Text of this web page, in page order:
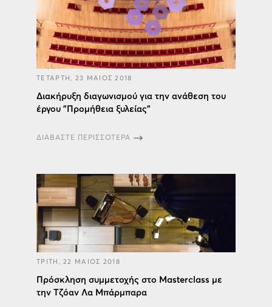
ΤΕΤΑΡΤΗ, 23 ΜΑΙΟΣ 2018
Διακήρυξη διαγωνισμού για την ανάθεση του
έργου "Προμήθεια ξυλείας"
ΔΙΑΒΑΣΤΕ ΠΕΡΙΣΣΟΤΕΡΑ
ΤΡΙΤΗ, 22 ΜΑΙΟΣ 2018
Πρόσκληση συμμετοχής στο Μasterclass με
την Τζόαν Λα Μπάρμπαρα